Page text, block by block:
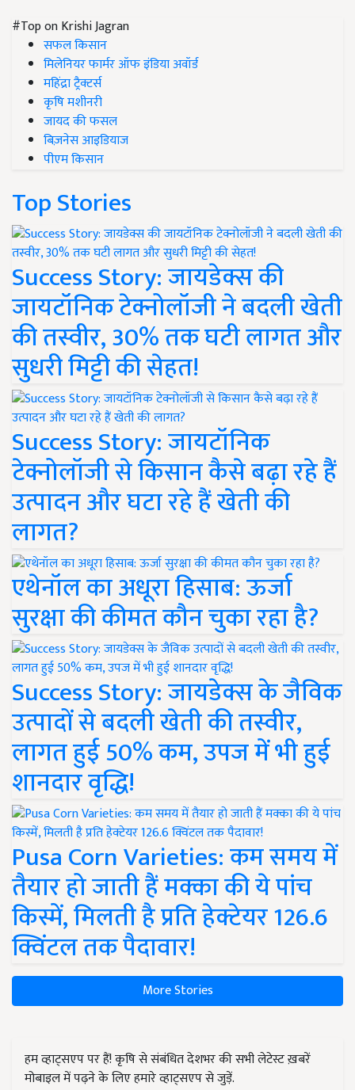
#Top on Krishi Jagran
सफल किसान
मिलेनियर फार्मर ऑफ इंडिया अवॉर्ड
महिंद्रा ट्रैक्टर्स
कृषि मशीनरी
जायद की फसल
बिज़नेस आइडियाज
पीएम किसान
Top Stories
Success Story: जायडेक्स की
जायटॉनिक टेक्नोलॉजी ने बदली खेती
की तस्वीर, 30% तक घटी लागत और
सुधरी मिट्टी की सेहत!
Success Story: जायटॉनिक
टेक्नोलॉजी से किसान कैसे बढ़ा रहे हैं
उत्पादन और घटा रहे हैं खेती की
लागत?
एथेनॉल का अधूरा हिसाब: ऊर्जा
सुरक्षा की कीमत कौन चुका रहा है?
Success Story: जायडेक्स के जैविक
उत्पादों से बदली खेती की तस्वीर,
लागत हुई 50% कम, उपज में भी हुई
शानदार वृद्धि!
Pusa Corn Varieties: कम समय में
तैयार हो जाती हैं मक्का की ये पांच
किस्में, मिलती है प्रति हेक्टेयर 126.6
क्विंटल तक पैदावार!
More Stories
हम व्हाट्सएप पर हैं! कृषि से संबंधित देशभर की सभी लेटेस्ट ख़बरें
मोबाइल में पढ़ने के लिए हमारे व्हाट्सएप से जुड़ें.